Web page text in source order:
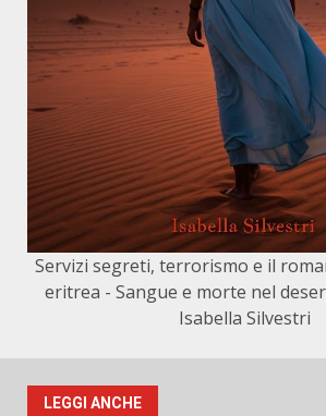
Servizi segreti, terrorismo e il
eritrea - Sangue e morte nel
Isabella Silvestri
LEGGI ANCHE